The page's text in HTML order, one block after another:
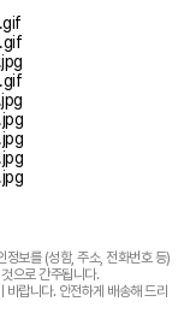
정보를 (성함, 주소, 전화번호 등)
으로 간주됩니다.
바랍니다. 안전하게 배송해 드리